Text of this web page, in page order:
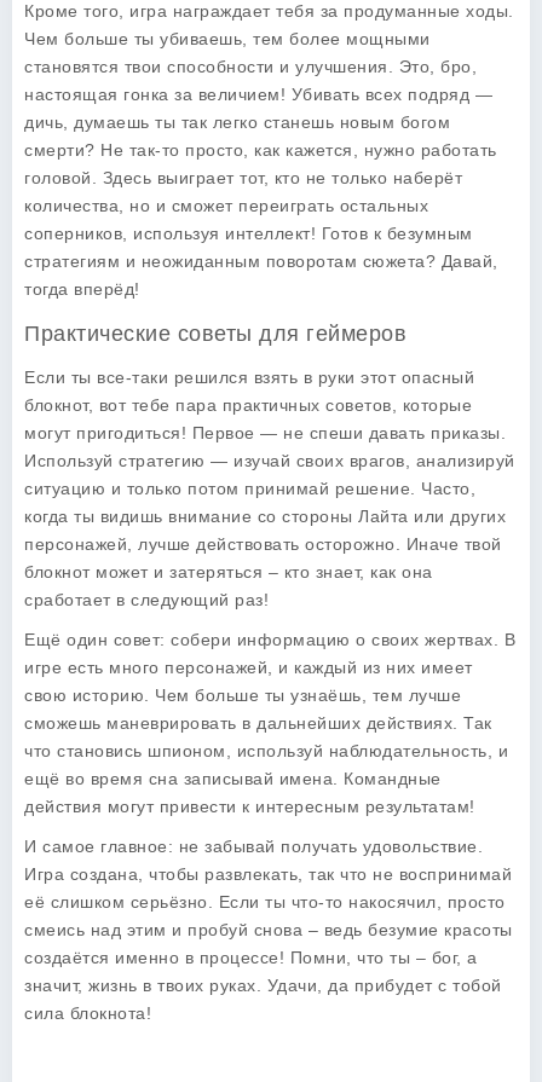
Кроме того, игра награждает тебя за продуманные ходы.
Чем больше ты убиваешь, тем более мощными
становятся твои способности и улучшения. Это, бро,
настоящая гонка за величием! Убивать всех подряд —
дичь, думаешь ты так легко станешь новым богом
смерти? Не так-то просто, как кажется, нужно работать
головой. Здесь выиграет тот, кто не только наберёт
количества, но и сможет переиграть остальных
соперников, используя интеллект! Готов к безумным
стратегиям и неожиданным поворотам сюжета? Давай,
тогда вперёд!
Практические советы для геймеров
Если ты все-таки решился взять в руки этот опасный
блокнот, вот тебе пара практичных советов, которые
могут пригодиться! Первое — не спеши давать приказы.
Используй стратегию — изучай своих врагов, анализируй
ситуацию и только потом принимай решение. Часто,
когда ты видишь внимание со стороны Лайта или других
персонажей, лучше действовать осторожно. Иначе твой
блокнот может и затеряться – кто знает, как она
сработает в следующий раз!
Ещё один совет: собери информацию о своих жертвах. В
игре есть много персонажей, и каждый из них имеет
свою историю. Чем больше ты узнаёшь, тем лучше
сможешь маневрировать в дальнейших действиях. Так
что становись шпионом, используй наблюдательность, и
ещё во время сна записывай имена. Командные
действия могут привести к интересным результатам!
И самое главное: не забывай получать удовольствие.
Игра создана, чтобы развлекать, так что не воспринимай
её слишком серьёзно. Если ты что-то накосячил, просто
смеись над этим и пробуй снова – ведь безумие красоты
создаётся именно в процессе! Помни, что ты – бог, а
значит, жизнь в твоих руках. Удачи, да прибудет с тобой
сила блокнота!